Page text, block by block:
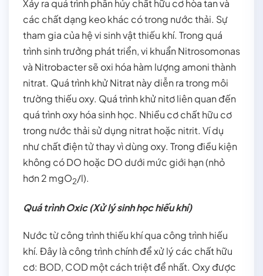
Xảy ra quá trình phân hủy chất hữu cơ hòa tan và
các chất dạng keo khác có trong nước thải. Sự
tham gia của hệ vi sinh vật thiếu khí. Trong quá
trình sinh trưởng phát triển, vi khuẩn Nitrosomonas
và Nitrobacter sẽ oxi hóa hàm lượng amoni thành
nitrat. Quá trình khử Nitrat này diễn ra trong môi
trường thiếu oxy. Quá trình khử nitơ liên quan đến
quá trình oxy hóa sinh học. Nhiều cơ chất hữu cơ
trong nước thải sử dụng nitrat hoặc nitrit. Ví dụ
như chất điện tử thay vì dùng oxy. Trong điều kiện
không có DO hoặc DO dưới mức giới hạn (nhỏ
hơn 2 mgO2/l).
Quá trình Oxic (Xử lý sinh học hiếu khí)
Nước từ công trình thiếu khí qua công trình hiếu
khí. Đây là công trình chính để xử lý các chất hữu
cơ: BOD, COD một cách triệt để nhất. Oxy được